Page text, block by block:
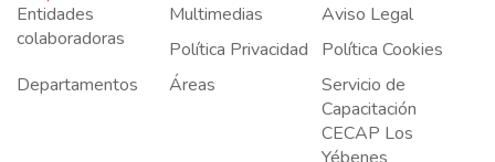
Entidades
colaboradoras
Multimedias
Aviso Legal
Política Privacidad
Política Cookies
Departamentos
Áreas
Servicio de
Capacitación
CECAP Los